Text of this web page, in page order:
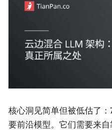
核心洞见简单但被低估了
要前沿模型。它们需要来